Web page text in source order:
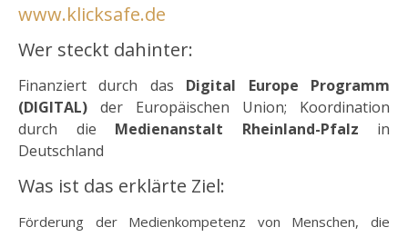
www.klicksafe.de
Wer steckt dahinter:
Finanziert durch das Digital Europe Programm
(DIGITAL) der Europäischen Union; Koordination
durch die Medienanstalt Rheinland-Pfalz in
Deutschland
Was ist das erklärte Ziel:
Förderung der Medienkompetenz von Menschen, die